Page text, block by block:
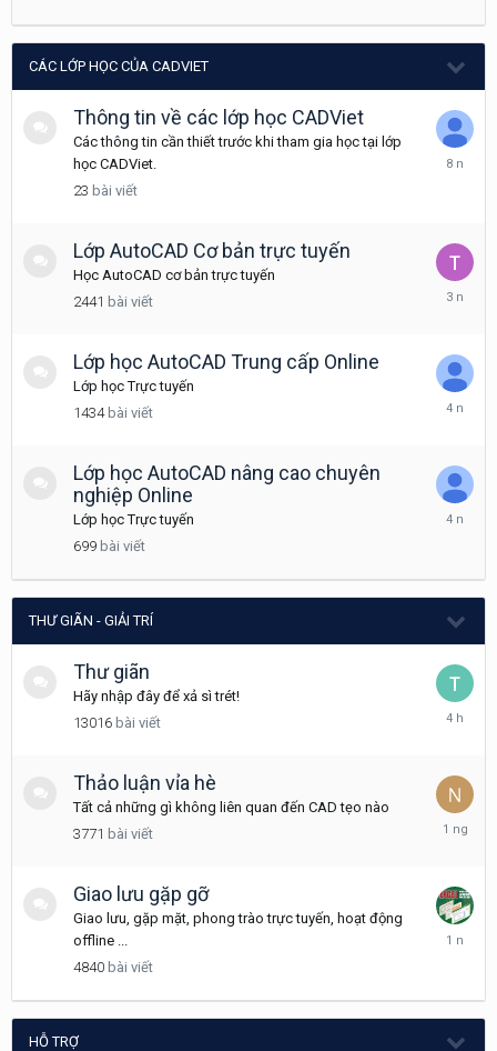
CÁC LỚP HỌC CỦA CADVIET
Thông tin về các lớp học CADViet
Các thông tin cần thiết trước khi tham gia học tại lớp
học CADViet.
23 bài viết
Tháng
Lớp AutoCAD Cơ bản trực tuyến
Học AutoCAD cơ bản trực tuyến
2441 bài viết
Tháng
2022
Lớp học AutoCAD Trung cấp Online
Lớp học Trực tuyến
1434 bài viết
Tháng
2022
Lớp học AutoCAD nâng cao chuyên
nghiệp Online
Lớp học Trực tuyến
699 bài viết
Tháng
THƯ GIÃN - GIẢI TRÍ
Thư giãn
Hãy nhập đây để xả sì trét!
13016 bài viết
Thảo luận vỉa hè
Tất cả những gì không liên quan đến CAD tẹo nào
3771 bài viết
Giao lưu gặp gỡ
Giao lưu, gặp mặt, phong trào trực tuyến, hoạt động
offline ...
4840 bài viết
Tháng
HỖ TRỢ